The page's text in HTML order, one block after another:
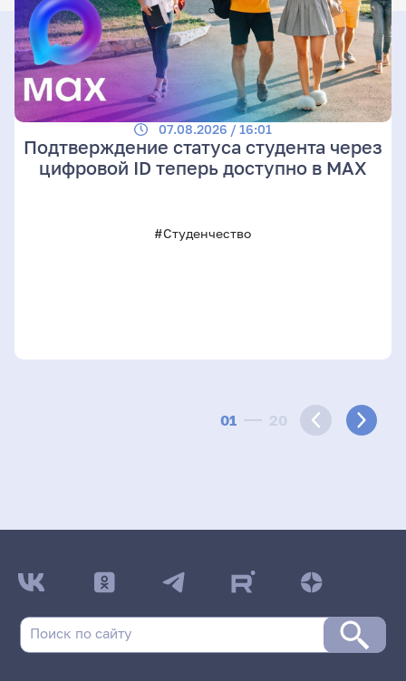
01 20
07.08.2026 / 16:01
Подтверждение статуса студента через
цифровой ID теперь доступно в МАХ
#Студенчество